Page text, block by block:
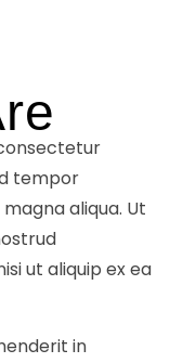
tempor
aliqua. Ut
ut aliquip ex ea
in